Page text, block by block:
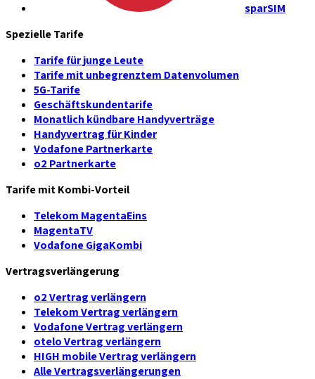
sparSIM
Spezielle Tarife
Tarife für junge Leute
Tarife mit unbegrenztem Datenvolumen
5G-Tarife
Geschäftskundentarife
Monatlich kündbare Handyverträge
Handyvertrag für Kinder
Vodafone Partnerkarte
o2 Partnerkarte
Tarife mit Kombi-Vorteil
Telekom MagentaEins
MagentaTV
Vodafone GigaKombi
Vertragsverlängerung
o2 Vertrag verlängern
Telekom Vertrag verlängern
Vodafone Vertrag verlängern
otelo Vertrag verlängern
HIGH mobile Vertrag verlängern
Alle Vertragsverlängerungen